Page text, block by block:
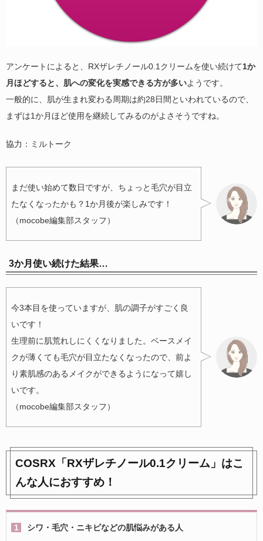
アンケートによると、RXザレチノール0.1クリームを使い続けて1か
月ほどすると、肌への変化を実感できる方が多いようです。
一般的に、肌が生まれ変わる周期は約28日間といわれているので、
まずは1か月ほど使用を継続してみるのがよさそうですね。
協力：ミルトーク
まだ使い始めて数日ですが、ちょっと毛穴が目立
たなくなったかも？1か月後が楽しみです！
（mocobe編集部スタッフ）
3か月使い続けた結果…
今3本目を使っていますが、肌の調子がすごく良
いです！
生理前に肌荒れしにくくなりました。ベースメイ
クが薄くても毛穴が目立たなくなったので、前よ
り素肌感のあるメイクができるようになって嬉し
いです。
（mocobe編集部スタッフ）
COSRX「RXザレチノール0.1クリーム」はこ
んな人におすすめ！
シワ・毛穴・ニキビなどの肌悩みがある人